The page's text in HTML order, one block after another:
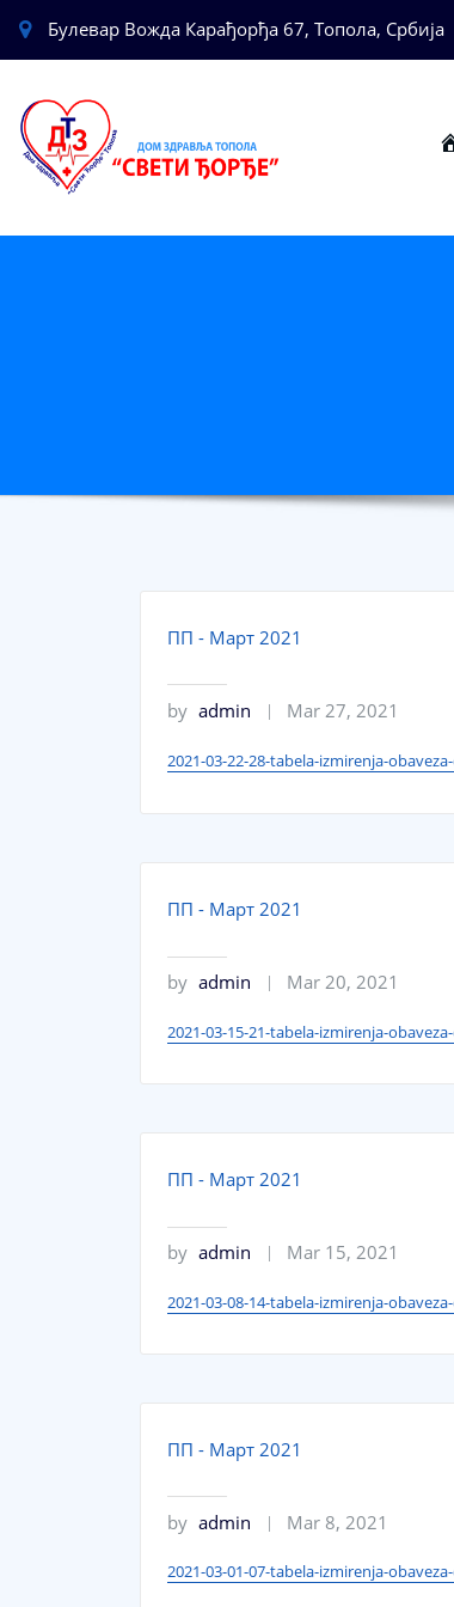
Булевар Вожда Карађорђа 67, Топола, Србија
ПП - Март 2021
by admin Mar 27, 2021
2021-03-22-28-tabela-izmirenja-
ПП - Март 2021
by admin Mar 20, 2021
2021-03-15-21-tabela-izmirenja-
ПП - Март 2021
by admin Mar 15, 2021
2021-03-08-14-tabela-izmirenja-
ПП - Март 2021
by admin Mar 8, 2021
2021-03-01-07-tabela-izmirenja-